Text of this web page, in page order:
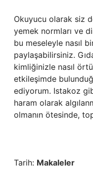
Okuyucu olarak siz
yemek normları ve
bu meseleyle nasıl
paylaşabilirsiniz.
kimliğinizle nasıl
etkileşimde
ediyorum. Istakoz
haram olarak
olmanın ötesinde,
Tarih: Makaleler